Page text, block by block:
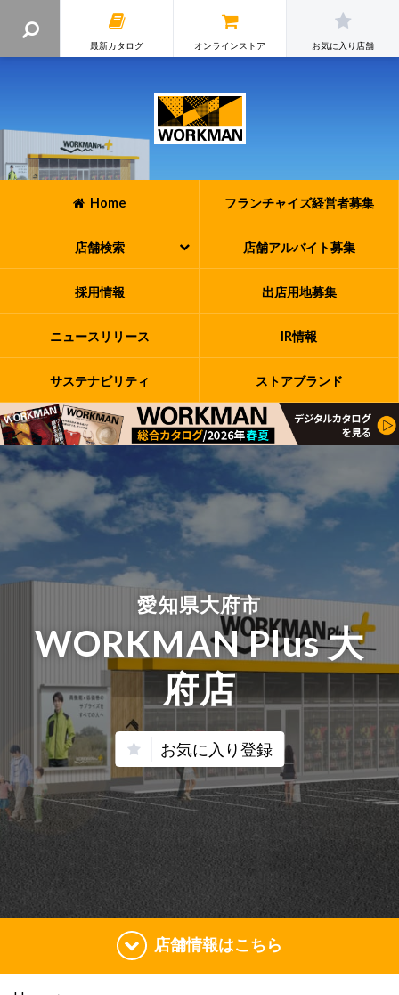
最新カタログ オンラインストア お気に入り店舗
Home フランチャイズ経営者募集
店舗検索 店舗アルバイト募集
採用情報 出店用地募集
ニュースリリース IR情報
サステナビリティ ストアブランド
愛知県大府市
WORKMAN Plus 大
府店
お気に入り登録
店舗情報はこちら